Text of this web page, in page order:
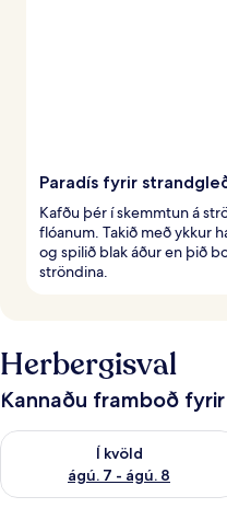
Paradís fyrir
Kafðu þér í skemmtun á
flóanum. Takið með ykkur
og spilið blak áður en þið
ströndina.
Herbergisval
Kannaðu framboð
Í kvöld
ágú. 7 - ágú. 8
Athuga framboð í kvöld ágú.